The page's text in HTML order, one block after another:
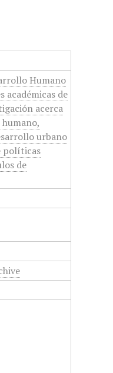
Humano
académicas de
acerca
urbano
políticas
de